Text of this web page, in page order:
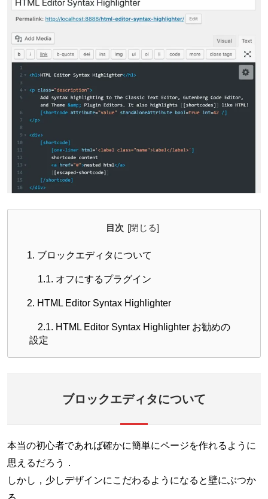
目次
1. ブロックエディタについて
1.1. オフにするプラグイン
2. HTML Editor Syntax Highlighter
2.1.
HTML Editor Syntax Highlighter お勧めの
設定
ブロックエディタについて
本当の初心者であれば確かに簡単にページを作れるように
思えるだろう．
しかし，少しデザインにこだわるようになると壁にぶつか